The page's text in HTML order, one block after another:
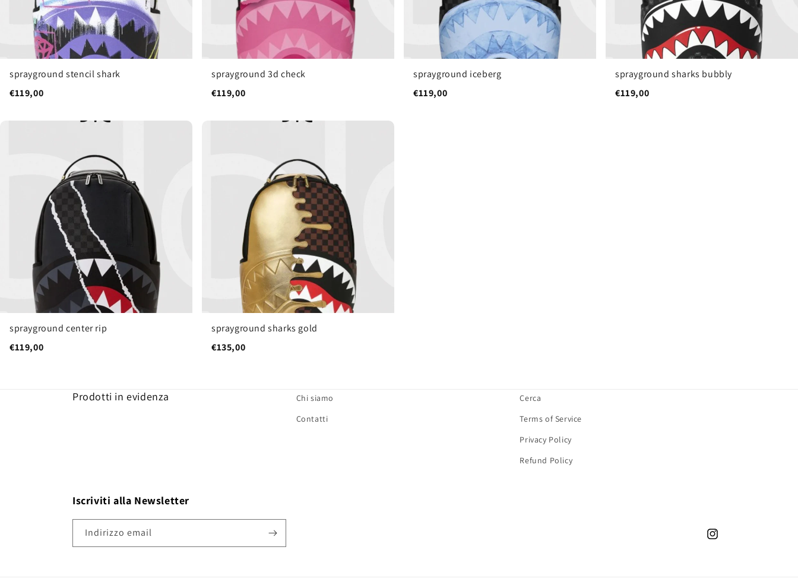
sprayground stencil shark
€119,00
sprayground 3d check
€119,00
sprayground iceberg
€119,00
sprayground sharks bubbly
€119,00
sprayground center rip
€119,00
sprayground sharks gold
€135,00
Prodotti in evidenza
Chi siamo
Contatti
Cerca
Terms of Service
Privacy Policy
Refund Policy
Iscriviti alla Newsletter
Indirizzo email
Instagram